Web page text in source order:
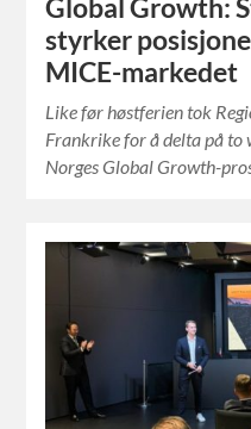
Global Growth:
styrker
MICE-markedet
Like før høstferien tok
Frankrike for å delta på to
Norges Global Growth-